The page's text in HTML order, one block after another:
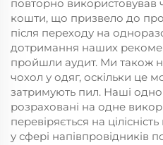
повторно
кошти, що призвело до
після переходу на
дотримання наших
пройшли аудит. Ми також
чохол у одяг, оскільки це
затримують пил. Наші
розраховані на одне
перевіряється на
у сфері напівпровідників